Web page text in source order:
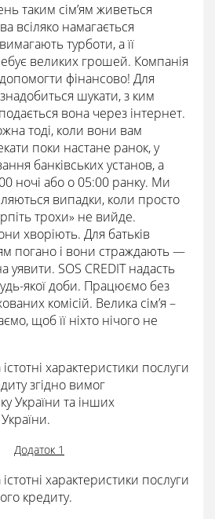
таким сім’ям живеться
всіляко намагається
турботи, а її
великих грошей. Компанія
допомогти фінансово! Для
шукати, з ким
вона через інтернет.
тоді, коли вони вам
поки настане ранок, у
банківських установ, а
ночі або о 05:00 ранку. Ми
випадки, коли просто
трохи» не вийде.
хворіють. Для батьків
погано і вони страждають —
SOS CREDIT надасть
якої доби. Працюємо без
комісій. Велика сім’я –
щоб її ніхто нічого не
характеристики послуги
згідно вимог
України та інших
Додаток 1
характеристики послуги
кредиту.